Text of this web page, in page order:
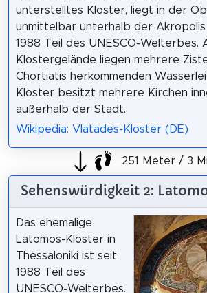
unterstelltes Kloster, liegt in der
unmittelbar unterhalb der
1988 Teil des UNESCO-Welterbes.
Klostergelände liegen mehrere
Chortiatis herkommenden
Kloster besitzt mehrere Kirchen
außerhalb der Stadt.
Wikipedia: Vlatades-Kloster (DE)
251 Meter / 3
Sehenswürdigkeit 2:
Das ehemalige
Latomos-Kloster in
Thessaloniki ist seit
1988 Teil des
UNESCO-Welterbes.